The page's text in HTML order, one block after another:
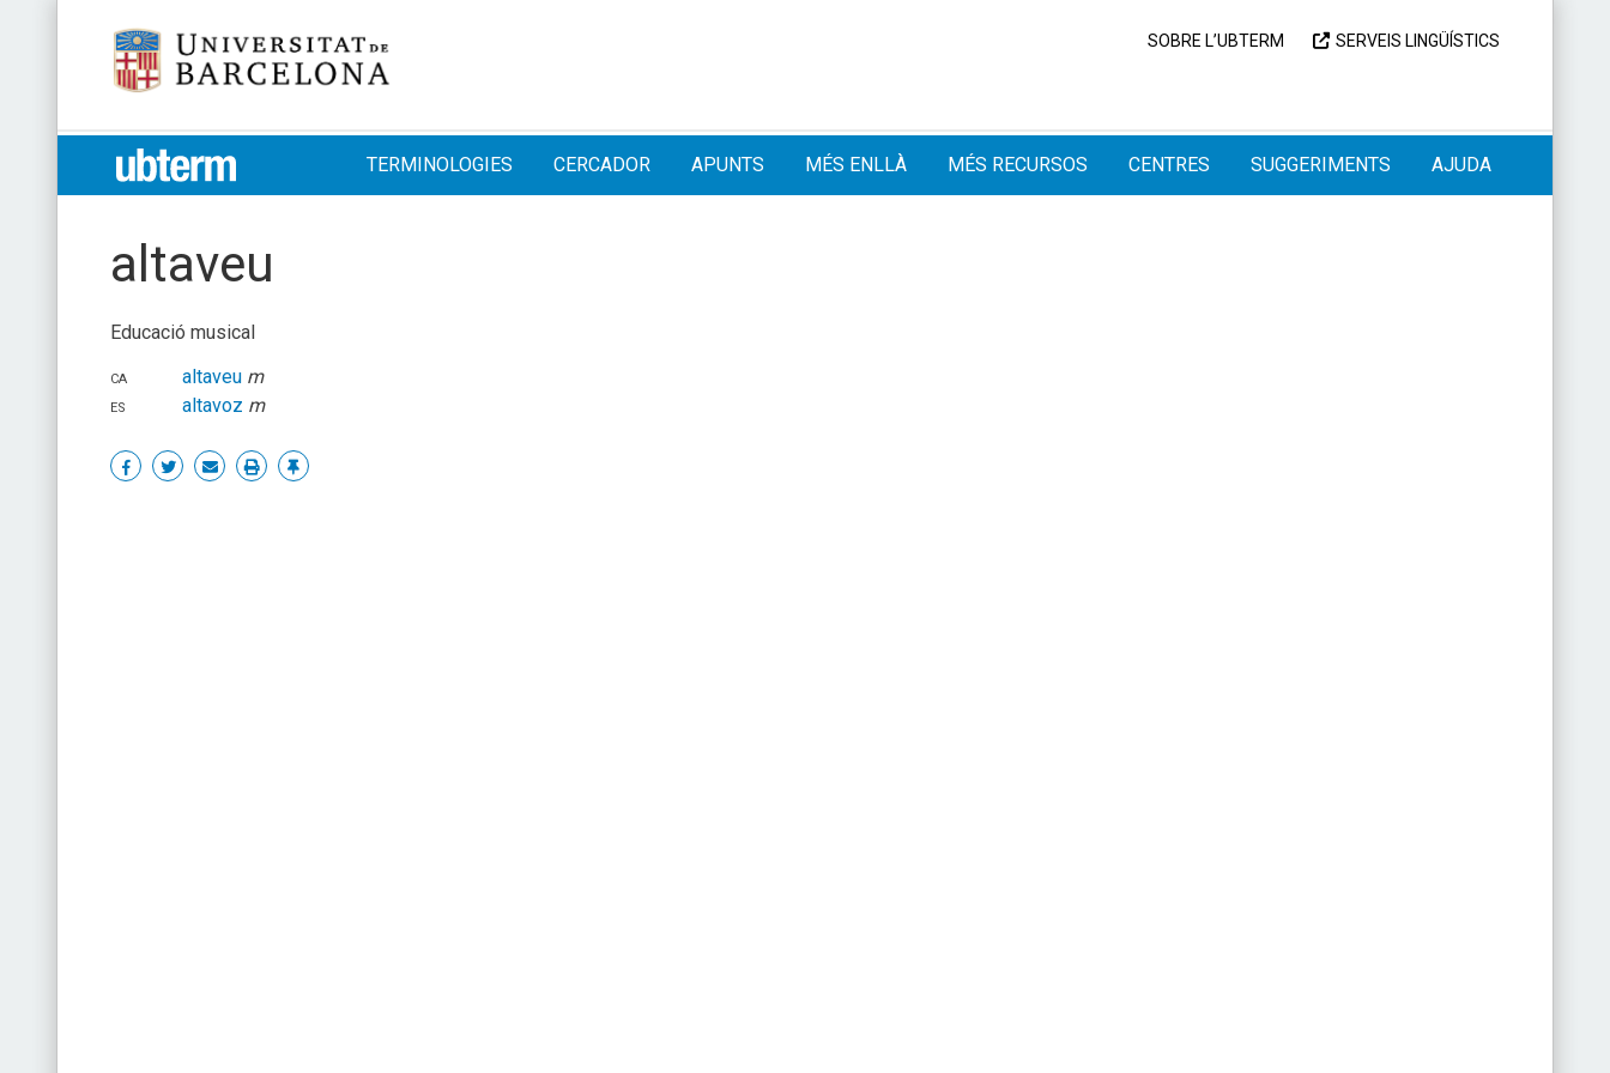
content
Universitat de Barcelona SOBRE L’UBTERM SERVEIS LINGÜÍSTICS
UB > UBTERM TERMINOLOGIES CERCADOR APUNTS MÉS ENLLÀ MÉS RECURSOS CENTRES SUGGERIMENTS AJUDA
altaveu
Educació musical
ca
altaveu m
es
altavoz m
Share ShareSharePrint Enllaç